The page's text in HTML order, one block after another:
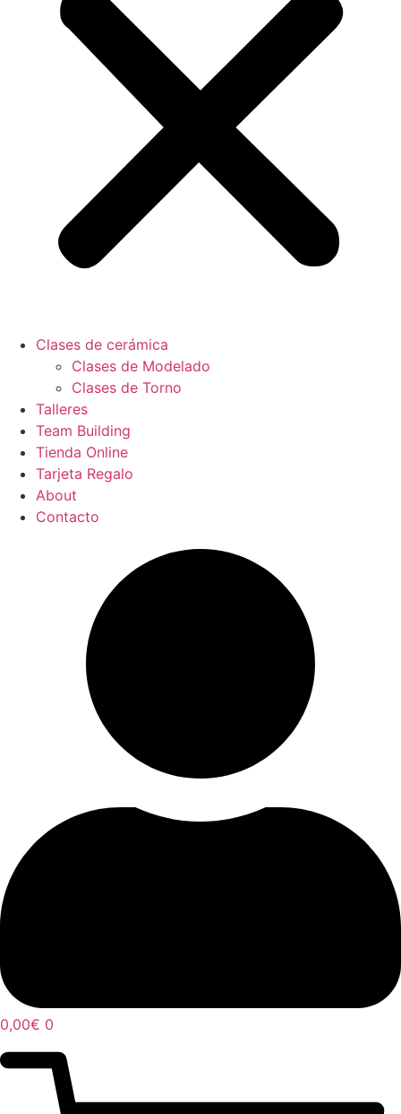
Clases de cerámica
Clases de Modelado
Clases de Torno
Talleres
Team Building
Tienda Online
Tarjeta Regalo
About
Contacto
0,00€ 0